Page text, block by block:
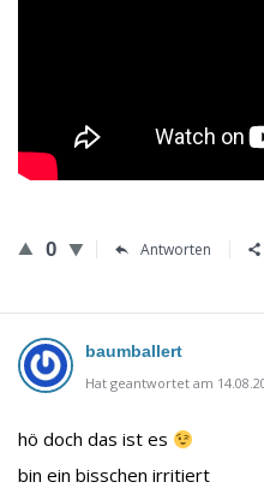
0 Antworten
baumballert
Hat geantwortet am
hö doch das ist es
bin ein bisschen irritiert